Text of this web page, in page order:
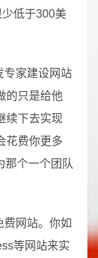
低于300美
专家建设网站
的只是给他
续下去实现
花费你更多
那个一个团队
费网站。你如
等网站来实